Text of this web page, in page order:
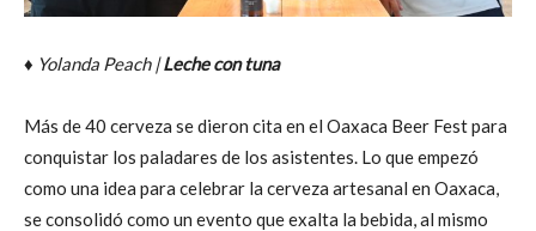
♦ Yolanda Peach |Leche con tuna
Más de 40 cerveza se dieron cita en el Oaxaca Beer Fest para
conquistar los paladares de los asistentes. Lo que empezó
como una idea para celebrar la cerveza artesanal en Oaxaca,
se consolidó como un evento que exalta la bebida, al mismo